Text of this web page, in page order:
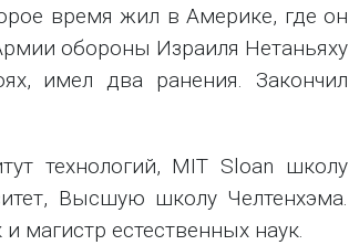
время жил в Америке, где он
обороны Израиля Нетаньяху
имел два ранения. Закончил
технологий, MIT Sloan школу
Высшую школу Челтенхэма.
магистр естественных наук.